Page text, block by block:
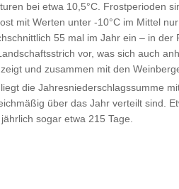
bei etwa 10,5°C. Frostperioden
mit Werten unter -10°C im Mittel
55 mal im Jahr ein – in
vor, was sich auch
und zusammen mit den
die Jahresniederschlagssumme
über das Jahr verteilt sind.
sogar etwa 215 Tage.